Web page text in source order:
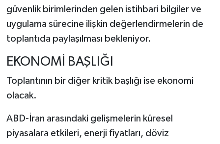
güvenlik birimlerinden gelen istihbari bilgiler ve
uygulama sürecine ilişkin değerlendirmelerin de
toplantıda paylaşılması bekleniyor.
EKONOMİ BAŞLIĞI
Toplantının bir diğer kritik başlığı ise ekonomi
olacak.
ABD-İran arasındaki gelişmelerin küresel
piyasalara etkileri, enerji fiyatları, döviz